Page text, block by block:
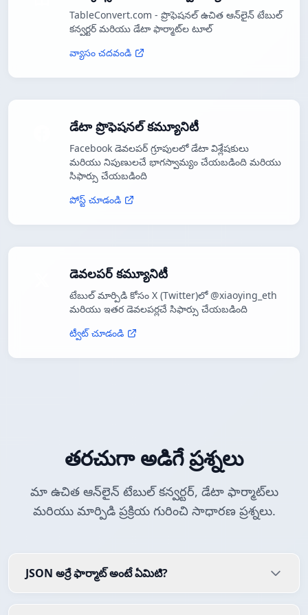
TableConvert.com - ప్రొఫెషనల్ ఉచిత ఆన్‌లైన్ టేబుల్
కన్వర్టర్ మరియు డేటా ఫార్మాట్‌ల టూల్
వ్యాసం చదవండి
డేటా ప్రొఫెషనల్ కమ్యూనిటీ
Facebook డెవలపర్ గ్రూపులలో డేటా విశ్లేషకులు
మరియు నిపుణులచే భాగస్వామ్యం చేయబడింది మరియు
సిఫార్సు చేయబడింది
పోస్ట్ చూడండి
డెవలపర్ కమ్యూనిటీ
టేబుల్ మార్పిడి కోసం X (Twitter)లో @xiaoying_eth
మరియు ఇతర డెవలపర్లచే సిఫార్సు చేయబడింది
ట్వీట్ చూడండి
తరచుగా అడిగే ప్రశ్నలు
మా ఉచిత ఆన్‌లైన్ టేబుల్ కన్వర్టర్, డేటా ఫార్మాట్‌లు
మరియు మార్పిడి ప్రక్రియ గురించి సాధారణ ప్రశ్నలు.
JSON అర్రే ఫార్మాట్ అంటే ఏమిటి?